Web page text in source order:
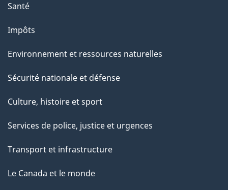
s
u
c
e
t
e
a
g
Santé
Impôts
Environnement et ressources naturelles
Sécurité nationale et défense
Culture, histoire et sport
Services de police, justice et urgences
Transport et infrastructure
Le Canada et le monde